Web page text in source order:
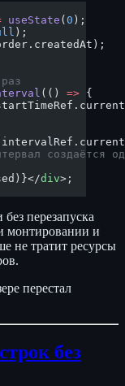
useState ( 0 );
);
(() => {
создаётся
div>;
перезапуска
монтировании и
не тратит ресурсы
перестал
без